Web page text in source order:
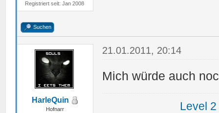
Registriert seit: Jan 2008
Suchen
HarleQuin
Hofnarr
21.01.2011, 20:14
Mich würde auch
Level